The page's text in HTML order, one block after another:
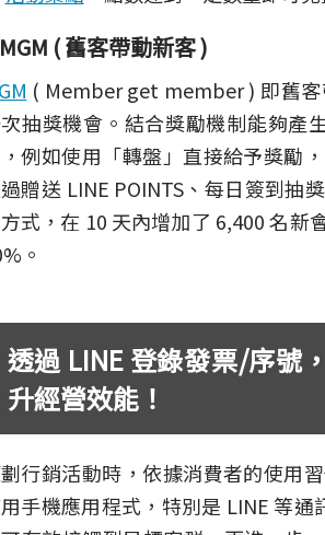
( 舊客帶動新客 )
( Member get member ) 即舊
抽獎機會。結合獎勵機制能夠產
例如使用「轉盤」直接給予獎勵
贈送 LINE POINTS、每日簽到抽
式，在 10 天內增加了 6,400 名新
。
透過 LINE 登錄發票/序號
升經營效能！
行銷活動時，依據消費者的使用
手機應用程式，特別是 LINE 等通